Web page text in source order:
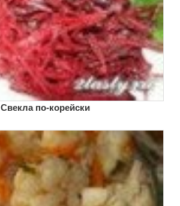
Свекла по-корейски